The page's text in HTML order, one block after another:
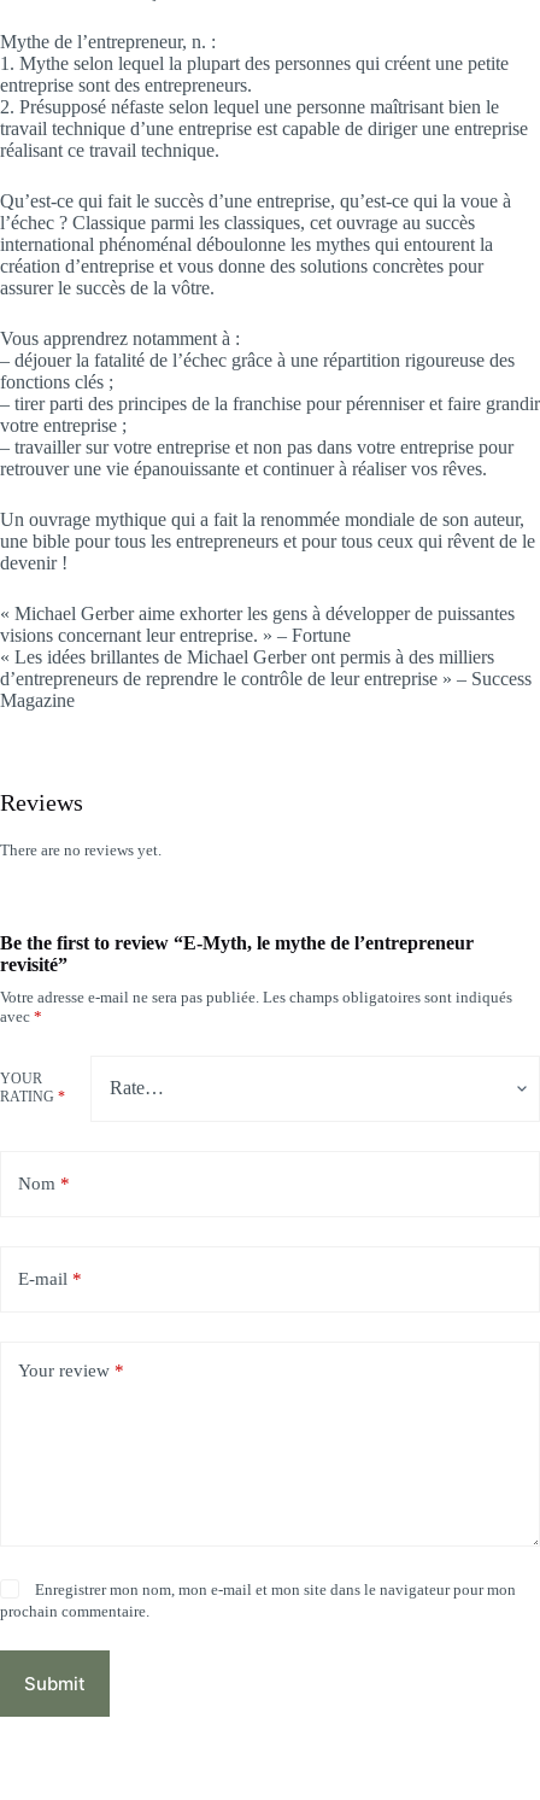
Mythe de l’entrepreneur, n. :
1. Mythe selon lequel la plupart des personnes qui créent une petite
entreprise sont des entrepreneurs.
2. Présupposé néfaste selon lequel une personne maîtrisant bien le
travail technique d’une entreprise est capable de diriger une entreprise
réalisant ce travail technique.
Qu’est-ce qui fait le succès d’une entreprise, qu’est-ce qui la voue à
l’échec ? Classique parmi les classiques, cet ouvrage au succès
international phénoménal déboulonne les mythes qui entourent la
création d’entreprise et vous donne des solutions concrètes pour
assurer le succès de la vôtre.
Vous apprendrez notamment à :
– déjouer la fatalité de l’échec grâce à une répartition rigoureuse des
fonctions clés ;
– tirer parti des principes de la franchise pour pérenniser et faire grandir
votre entreprise ;
– travailler sur votre entreprise et non pas dans votre entreprise pour
retrouver une vie épanouissante et continuer à réaliser vos rêves.
Un ouvrage mythique qui a fait la renommée mondiale de son auteur,
une bible pour tous les entrepreneurs et pour tous ceux qui rêvent de le
devenir !
« Michael Gerber aime exhorter les gens à développer de puissantes
visions concernant leur entreprise. » – Fortune
« Les idées brillantes de Michael Gerber ont permis à des milliers
d’entrepreneurs de reprendre le contrôle de leur entreprise » – Success
Magazine
Reviews
There are no reviews yet.
Be the first to review “E-Myth, le mythe de l’entrepreneur
revisité”
Votre adresse e-mail ne sera pas publiée. Les champs obligatoires sont indiqués
avec *
YOUR
RATING *
Nom *
E-mail *
Your review *
Enregistrer mon nom, mon e-mail et mon site dans le navigateur pour mon
prochain commentaire.
Submit